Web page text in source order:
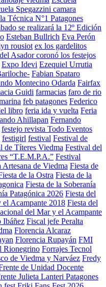
Spegazzini camara
Técnica N°1 Patagones
se realizará la 12º Edición
Esteban Bullrich Eva Perón
rousiot ex los gardelitos
Asador coronó los festejos
Expo Idevi Ezequiel Urrutia
Fabian Spataro
Montecino Odarda Fairfax
Guidi farmacias faro de rio
feb patagones Federico
libro feria ida y vuelta Feria
Ahillapan Fernando
festejo revista Todo Eventos
festigirl festival Festival de
de Títeres Viedma Festival del
“T.E.M.P.A.” Festival
Artesana de Viedma Fiesta de
de la Ostra Fiesta de la
Fiesta de la Soberanía
Patagónica 2026 Fiesta del
el Acampante 2018 Fiesta del
del Mar y el Acampante
Ibáñez Fiscal jefe Peralta
Florencia Alcaraz
Florencia Rupayán FMI
Rionegrino Forrajes Tecnol
de Viedma y Narváez Fredy
de Unidad Docente
Julieta Lanteri Patagones